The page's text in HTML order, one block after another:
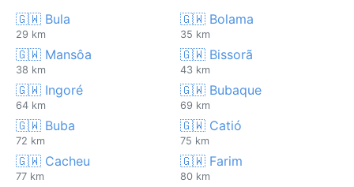
🇬🇼 Bula
29 km
🇬🇼 Bolama
35 km
🇬🇼 Mansôa
38 km
🇬🇼 Bissorã
43 km
🇬🇼 Ingoré
64 km
🇬🇼 Bubaque
69 km
🇬🇼 Buba
72 km
🇬🇼 Catió
75 km
🇬🇼 Cacheu
77 km
🇬🇼 Farim
80 km